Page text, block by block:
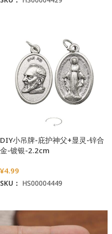
DIY小吊牌-庇护神父+显灵-锌合
金-镀银-2.2cm
¥4.99
SKU： HS00004449